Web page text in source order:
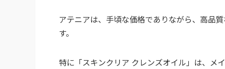
アテニアは、手頃な価格でありながら、高品
す。
特に「スキンクリア クレンズオイル」は、メ